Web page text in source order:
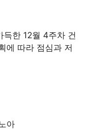
득한 12월 4주차 건
에 따라 점심과 저
아